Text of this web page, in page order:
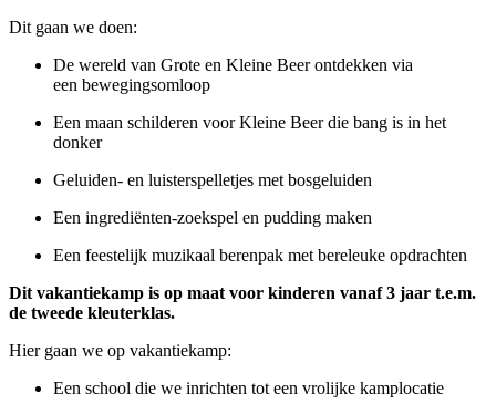
Dit gaan we doen:
De wereld van Grote en Kleine Beer ontdekken via
een bewegingsomloop
Een maan schilderen voor Kleine Beer die bang is in het
donker
Geluiden- en luisterspelletjes met bosgeluiden
Een ingrediënten-zoekspel en pudding maken
Een feestelijk muzikaal berenpak met bereleuke opdrachten
Dit vakantiekamp is op maat voor kinderen vanaf 3 jaar t.e.m.
de tweede kleuterklas.
Hier gaan we op vakantiekamp:
Een school die we inrichten tot een vrolijke kamplocatie